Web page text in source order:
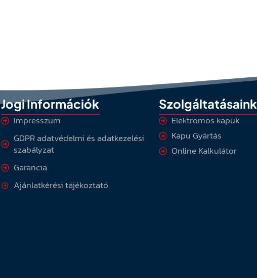
Jogi Információk
Impresszum
GDPR adatvédelmi és adatkezelési
szabályzat
Garancia
Ajánlatkérési tájékoztató
Szolgáltatásaink
Elektromos kapuk
Kapu Gyártás
Online Kalkulátor